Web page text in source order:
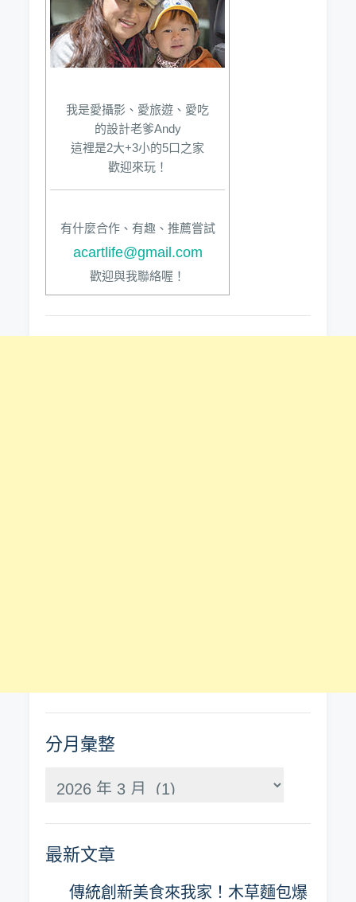
我是愛攝影、愛旅遊、愛吃
的設計老爹Andy
這裡是2大+3小的5口之家
歡迎來玩！
有什麼合作、有趣、推薦嘗試
acartlife@gmail.com
歡迎與我聯絡喔！
分月彙整
分
整
最新文章
傳統創新美食來我家！木草麵包爆